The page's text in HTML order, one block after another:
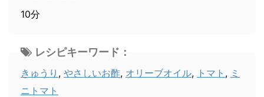
10分
レシピキーワード：
きゅうり , やさしいお酢, オリーブオイル, トマト , ミ
ニトマト